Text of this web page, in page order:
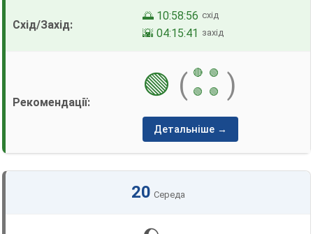
🌅 10:58:56 схід
🌇 04:15:41 захід
🟢 ( 🔴
🟢
🟢
🟢 )
Детальніше →
20 Середа